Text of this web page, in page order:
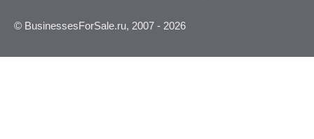
© BusinessesForSale.ru, 2007 - 2026